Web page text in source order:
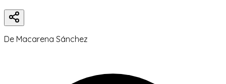
De Macarena Sánchez